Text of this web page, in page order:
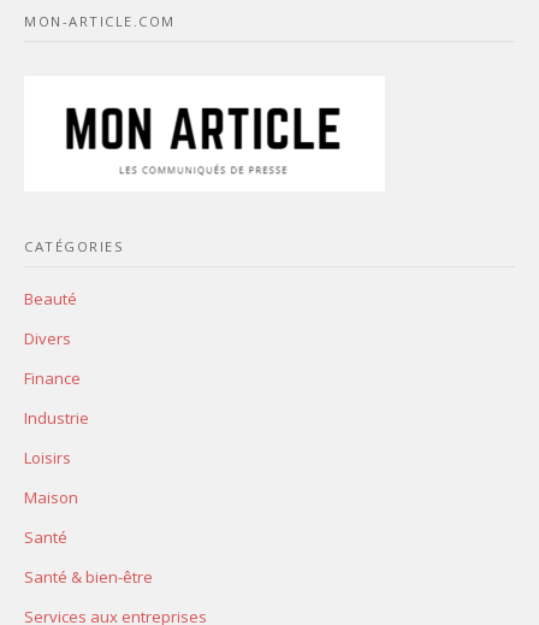
MON-ARTICLE.COM
CATÉGORIES
Beauté
Divers
Finance
Industrie
Loisirs
Maison
Santé
Santé & bien-être
Services aux entreprises